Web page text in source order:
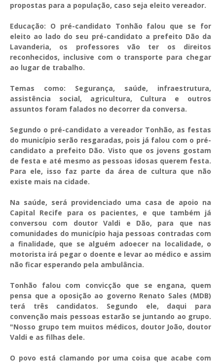
propostas para a população, caso seja eleito vereador.
Educação: O pré-candidato Tonhão falou que se for
eleito ao lado do seu pré-candidato a prefeito Dão da
Lavanderia, os professores vão ter os direitos
reconhecidos, inclusive com o transporte para chegar
ao lugar de trabalho.
Temas como: Segurança, saúde, infraestrutura,
assistência social, agricultura, Cultura e outros
assuntos foram falados no decorrer da conversa.
Segundo o pré-candidato a vereador Tonhão, as festas
do município serão resgaradas, pois já falou com o pré-
candidato a prefeito Dão. Visto que os jovens gostam
de festa e até mesmo as pessoas idosas querem festa.
Para ele, isso faz parte da área de cultura que não
existe mais na cidade.
Na saúde, será providenciado uma casa de apoio na
Capital Recife para os pacientes, e que também já
conversou com doutor Valdi e Dão, para que nas
comunidades do município haja pessoas contradas com
a finalidade, que se alguém adoecer na localidade, o
motorista irá pegar o doente e levar ao médico e assim
não ficar esperando pela ambulância.
Tonhão falou com convicção que se engana, quem
pensa que a oposição ao governo Renato Sales (MDB)
terá três candidatos. Segundo ele, daqui para
convenção mais pessoas estarão se juntando ao grupo.
"Nosso grupo tem muitos médicos, doutor João, doutor
Valdi e as filhas dele.
O povo está clamando por uma coisa que acabe com